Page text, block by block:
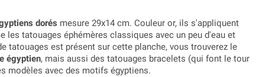
dorés mesure 29x14 cm. Couleur or, ils s'appliquent
les tatouages éphémères classiques avec un peu d'eau et
tatouages est présent sur cette planche, vous trouverez le
égyptien, mais aussi des tatouages bracelets (qui font le tour
modèles avec des motifs égyptiens.